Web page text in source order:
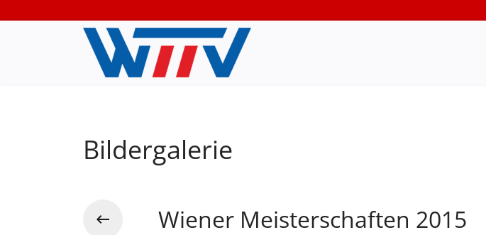
Bildergalerie
Wiener Meisterschaften 2015